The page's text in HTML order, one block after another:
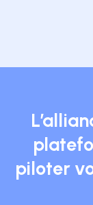
piloter